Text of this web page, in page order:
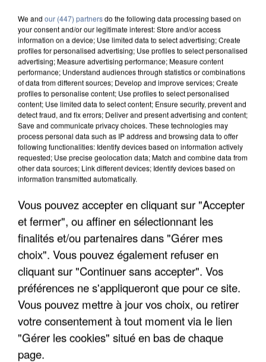
UNE TOURISTE DE L’OISE EMPORTÉE PAR UNE
COULÉE DE BOUE EN HAUTE-SAVOIE
We and our (447) partnersdo the following data processing based on
your consent and/or our legitimate interest: Store and/or access
information on a device; Use limited data to select advertising; Create
profiles for personalised advertising; Use profiles to select personalised
advertising; Measure advertising performance; Measure content
performance; Understand audiences through statistics or combinations
of data from different sources; Develop and improve services; Create
profiles to personalise content; Use profiles to select personalised
content; Use limited data to select content; Ensure security, prevent and
detect fraud, and fix errors; Deliver and present advertising and content;
Save and communicate privacy choices. These technologies may
process personal data such as IP address and browsing data to offer
following functionalities: Identify devices based on information actively
requested; Use precise geolocation data; Match and combine data from
other data sources; Link different devices; Identify devices based on
information transmitted automatically.
Vous pouvez accepter en cliquant sur "Accepter
et fermer", ou affiner en sélectionnant les
finalités et/ou partenaires dans "Gérer mes
choix". Vous pouvez également refuser en
cliquant sur "Continuer sans accepter". Vos
préférences ne s'appliqueront que pour ce site.
Vous pouvez mettre à jour vos choix, ou retirer
votre consentement à tout moment via le lien
"Gérer les cookies" situé en bas de chaque
page.